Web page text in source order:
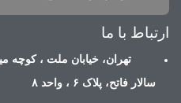
ارتباط با ما
تهران، خیابان ملت ،
سالار فاتح، پلاک ۶ ، واحد ۸